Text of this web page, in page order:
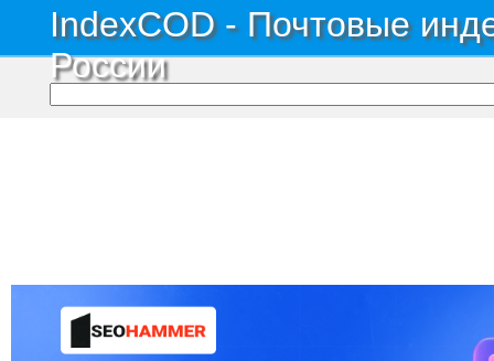
IndexCOD - Почтовые
России